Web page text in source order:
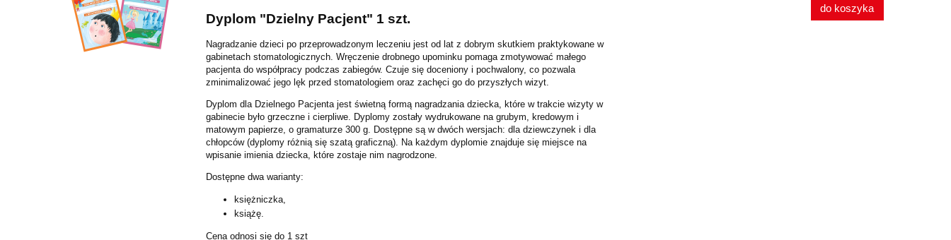
Dyplom "Dzielny Pacjent" 1 szt.
Nagradzanie dzieci po przeprowadzonym leczeniu jest od lat z dobrym skutkiem praktykowane w
gabinetach stomatologicznych. Wręczenie drobnego upominku pomaga zmotywować małego
pacjenta do współpracy podczas zabiegów. Czuje się doceniony i pochwalony, co pozwala
zminimalizować jego lęk przed stomatologiem oraz zachęci go do przyszłych wizyt.
Dyplom dla Dzielnego Pacjenta jest świetną formą nagradzania dziecka, które w trakcie wizyty w
gabinecie było grzeczne i cierpliwe. Dyplomy zostały wydrukowane na grubym, kredowym i
matowym papierze, o gramaturze 300 g. Dostępne są w dwóch wersjach: dla dziewczynek i dla
chłopców (dyplomy różnią się szatą graficzną). Na każdym dyplomie znajduje się miejsce na
wpisanie imienia dziecka, które zostaje nim nagrodzone.
Dostępne dwa warianty:
księżniczka,
książę.
Cena odnosi się do 1 szt
do koszyka